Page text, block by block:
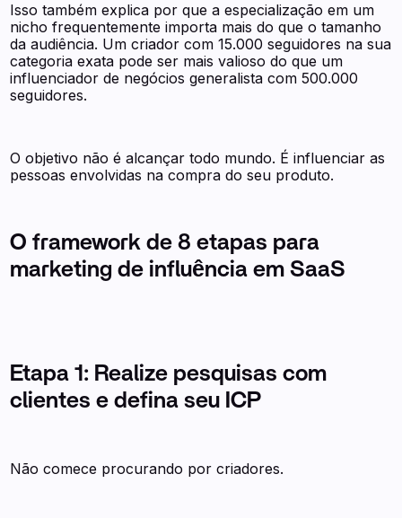
Isso também explica por que a especialização em um
nicho frequentemente importa mais do que o tamanho
da audiência. Um criador com 15.000 seguidores na sua
categoria exata pode ser mais valioso do que um
influenciador de negócios generalista com 500.000
seguidores.
O objetivo não é alcançar todo mundo. É influenciar as
pessoas envolvidas na compra do seu produto.
O framework de 8 etapas para
marketing de influência em SaaS
Etapa 1: Realize pesquisas com
clientes e defina seu ICP
Não comece procurando por criadores.